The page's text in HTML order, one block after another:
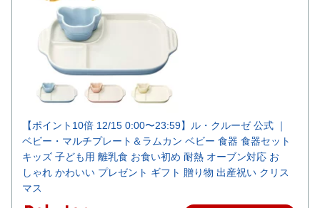
【ポイント10倍 12/15 0:00〜23:59】ル・クルーゼ 公式 ｜
ベビー・マルチプレート＆ラムカン ベビー 食器 食器セット
キッズ 子ども用 離乳食 お食い初め 耐熱 オーブン対応 お
しゃれ かわいい プレゼント ギフト 贈り物 出産祝い クリス
マス